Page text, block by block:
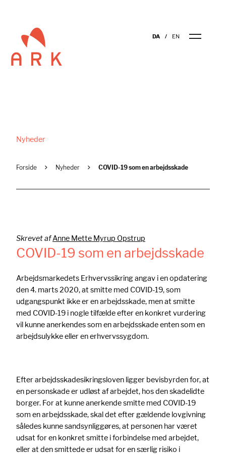
DA EN
Nyheder
Forside Nyheder COVID-19 som en arbejdsskade
Skrevet afAnne Mette Myrup Opstrup
COVID-19 som en arbejdsskade
Arbejdsmarkedets Erhvervssikring angav i en opdatering
den 4. marts 2020, at smitte med COVID-19, som
udgangspunkt ikke er en arbejdsskade, men at smitte
med COVID-19 i nogle tilfælde efter en konkret vurdering
vil kunne anerkendes som en arbejdsskade enten som en
arbejdsulykke eller en erhvervssygdom.
Efter arbejdsskadesikringsloven ligger bevisbyrden for, at
en personskade er udløst af arbejdet, hos den skadelidte
borger. For at kunne anerkende smitte med COVID-19
som en arbejdsskade, skal det efter gældende lovgivning
således kunne sandsynliggøres, at personen har været
udsat for en konkret smitte i forbindelse med arbejdet,
eller at den smittede er udsat for en særlig risiko i